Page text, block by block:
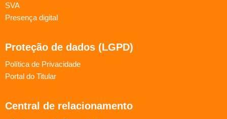
SVA
Presença digital
Proteção de dados (LGPD)
Política de Privacidade
Portal do Titular
Central de relacionamento